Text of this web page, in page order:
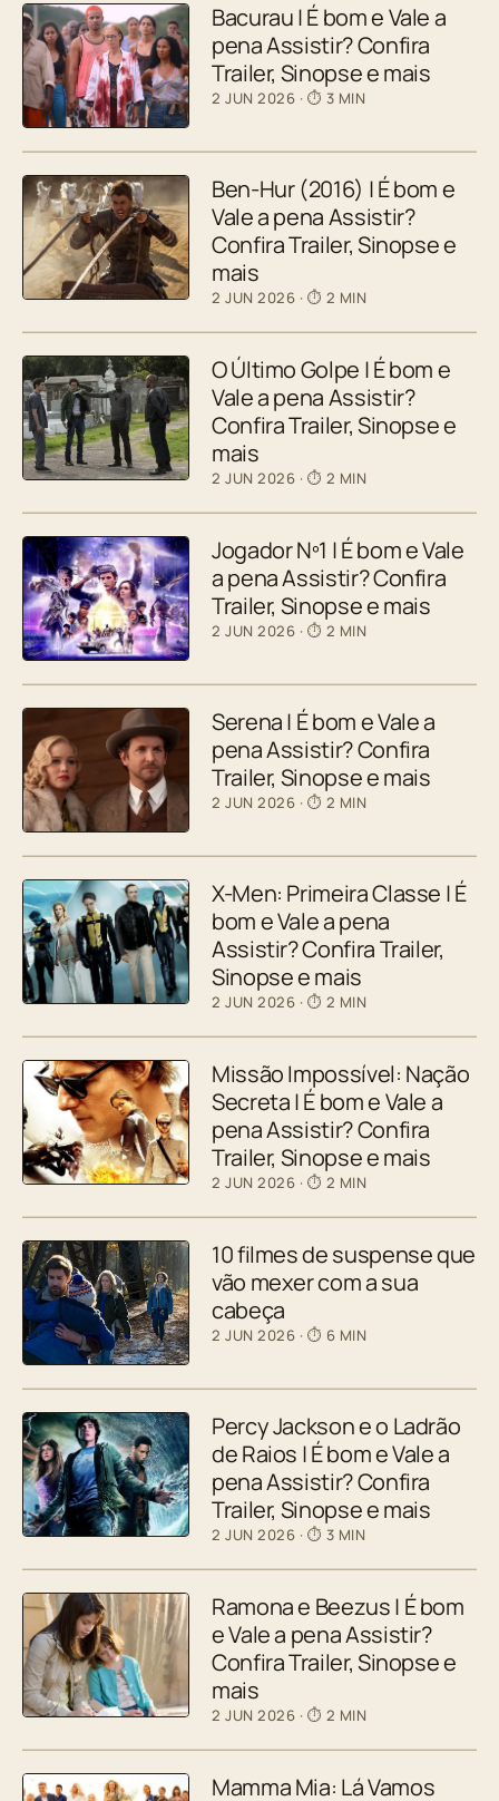
Bacurau | É bom e Vale a
pena Assistir? Confira
Trailer, Sinopse e mais
2 JUN 2026 · ⏱ 3 MIN
Ben-Hur (2016) | É bom e
Vale a pena Assistir?
Confira Trailer, Sinopse e
mais
2 JUN 2026 · ⏱ 2 MIN
O Último Golpe | É bom e
Vale a pena Assistir?
Confira Trailer, Sinopse e
mais
2 JUN 2026 · ⏱ 2 MIN
Jogador Nº1 | É bom e Vale
a pena Assistir? Confira
Trailer, Sinopse e mais
2 JUN 2026 · ⏱ 2 MIN
Serena | É bom e Vale a
pena Assistir? Confira
Trailer, Sinopse e mais
2 JUN 2026 · ⏱ 2 MIN
X-Men: Primeira Classe | É
bom e Vale a pena
Assistir? Confira Trailer,
Sinopse e mais
2 JUN 2026 · ⏱ 2 MIN
Missão Impossível: Nação
Secreta | É bom e Vale a
pena Assistir? Confira
Trailer, Sinopse e mais
2 JUN 2026 · ⏱ 2 MIN
10 filmes de suspense que
vão mexer com a sua
cabeça
2 JUN 2026 · ⏱ 6 MIN
Percy Jackson e o Ladrão
de Raios | É bom e Vale a
pena Assistir? Confira
Trailer, Sinopse e mais
2 JUN 2026 · ⏱ 3 MIN
Ramona e Beezus | É bom
e Vale a pena Assistir?
Confira Trailer, Sinopse e
mais
2 JUN 2026 · ⏱ 2 MIN
Mamma Mia: Lá Vamos